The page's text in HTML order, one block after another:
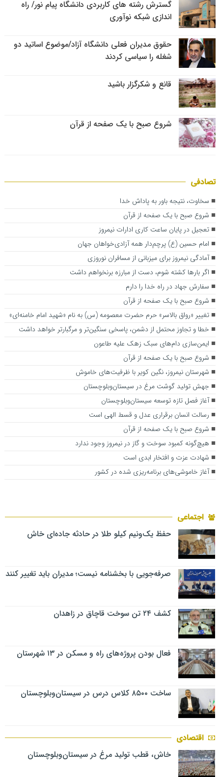
گسترش رشته های کاربردی دانشگاه پیام نور/ راه
اندازی شبکه نوآوری
حقوق مدیران فعلی دانشگاه آزاد/موضوع اساتید دو
شغله را سیاسی کردند
قانع و شکرگزار باشید
شروع صبح با یک صفحه از قرآن
تصادفی
سخاوت، نتیجه باور به پاداش خدا
شروع صبح با یک صفحه از قرآن
تعجیل در پایان ساعت کاری ادارات نیمروز
امام حسین (ع) پرچم‌دار همه آزادی‌خواهان جهان
آمادگی نیمروز برای میزبانی از مسافران نوروزی
اگر بارها کشته شوم، دست از مبارزه برنخواهم داشت
سفارش جهاد در راه خدا را دارم
شروع صبح با یک صفحه از قرآن
تغییر «رواق بالاسر» حرم حضرت معصومه (س) به نام «شهید امام خامنه‌ای»
خطا و تجاوز محتمل از دشمن، پاسخی سنگین‌تر و مرگبارتر خواهد داشت
ایمن‌سازی دام‌های سبک زهک علیه طاعون
شروع صبح با یک صفحه از قرآن
شهرستان نیمروز، نگین کویر با ظرفیت‌های خاموش
جهش تولید گوشت مرغ در سیستان‌وبلوچستان
آغاز فصل تازه توسعه سیستان‌وبلوچستان
رسالت انسان برقراری عدل و قسط الهی است
شروع صبح با یک صفحه از قرآن
هیچ‌گونه کمبود سوخت و گاز در نیمروز وجود ندارد
شهادت عزت و افتخار ابدی است
آغاز خاموشی‌های برنامه‌ریزی شده در کشور
اجتماعی
حفظ یک‌ونیم کیلو طلا در حادثه جاده‌ای خاش
صرفه‌جویی با بخشنامه نیست؛ مدیران باید تغییر کنند
کشف ۲۴ تن سوخت قاچاق در زاهدان
فعال بودن پروژه‌های راه و مسکن در ۱۳ شهرستان
ساخت ۸۵۰۰ کلاس درس در سیستان‌وبلوچستان
اقتصادی
خاش، قطب تولید مرغ در سیستان‌وبلوچستان